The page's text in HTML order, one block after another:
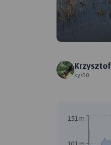
Krzysztof
kys30
151 m